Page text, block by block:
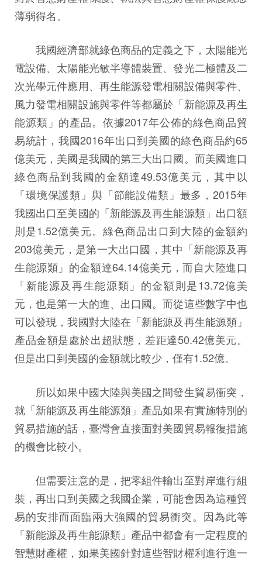
薄弱得名。
我國經濟部就綠色商品的定義之下，太陽能光
電設備、太陽能光敏半導體裝置、發光二極體及二
次光學元件應用、再生能源發電相關設備與零件、
風力發電相關設施與零件等都屬於「新能源及再生
能源類」的產品。依據2017年公佈的綠色商品貿
易統計，我國2016年出口到美國的綠色商品約65
億美元，美國是我國的第三大出口國。而美國進口
綠色商品到我國的金額達49.53億美元，其中以
「環境保護類」與「節能設備類」最多，2015年
我國出口至美國的「新能源及再生能源類」出口額
則是1.52億美元。綠色商品出口到大陸的金額約
203億美元，是第一大出口國，其中「新能源及再
生能源類」的金額達64.14億美元，而自大陸進口
「新能源及再生能源類」的金額則是13.72億美
元，也是第一大的進、出口國。而從這些數字中也
可以發現，我國對大陸在「新能源及再生能源類」
產品金額是處於出超狀態，差距達50.42億美元。
但是出口到美國的金額就比較少，僅有1.52億。
所以如果中國大陸與美國之間發生貿易衝突，
就「新能源及再生能源類」產品如果有實施特別的
貿易措施的話，臺灣會直接面對美國貿易報復措施
的機會比較小。
但需要注意的是，把零組件輸出至對岸進行組
裝，再出口到美國之我國企業，可能會因為這種貿
易的安排而面臨兩大強國的貿易衝突。因為此等
「新能源及再生能源類」產品中都會有一定程度的
智慧財產權，如果美國針對這些智財權利進行進一